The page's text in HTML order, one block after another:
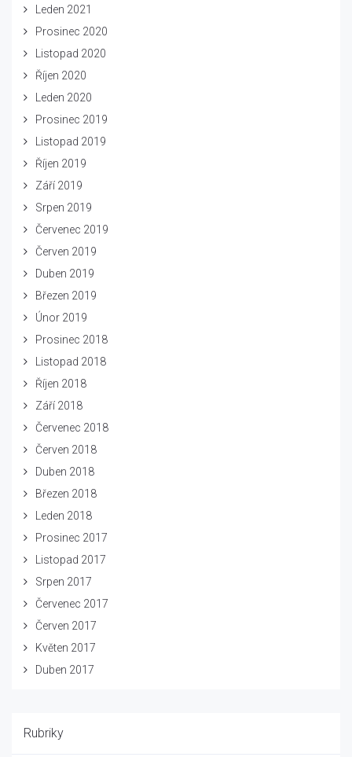
Leden 2021
Prosinec 2020
Listopad 2020
Říjen 2020
Leden 2020
Prosinec 2019
Listopad 2019
Říjen 2019
Září 2019
Srpen 2019
Červenec 2019
Červen 2019
Duben 2019
Březen 2019
Únor 2019
Prosinec 2018
Listopad 2018
Říjen 2018
Září 2018
Červenec 2018
Červen 2018
Duben 2018
Březen 2018
Leden 2018
Prosinec 2017
Listopad 2017
Srpen 2017
Červenec 2017
Červen 2017
Květen 2017
Duben 2017
Rubriky